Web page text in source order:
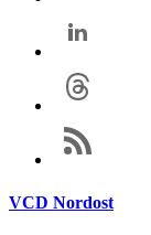
VCD Nordost